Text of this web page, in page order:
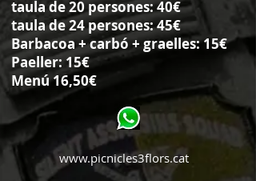
taula de 20 persones: 40€
taula de 24 persones: 45€
Barbacoa + carbó + graelles: 15€
Paeller: 15€
Menú 16,50€
www.picnicles3flors.cat